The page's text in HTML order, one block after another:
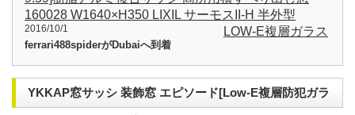
160028 W1640×H350 LIXIL サーモスII-H 半外型
LOW-E複層ガラス
2016/10/1
ferrari488spiderがDubaiへ到着
YKKAP窓サッシ 装飾窓 エピソード[Low-E複層防犯ガラ